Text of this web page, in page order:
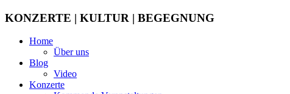
KONZERTE | KULTUR | BEGEGNUNG
Home
Über uns
Blog
Video
Konzerte